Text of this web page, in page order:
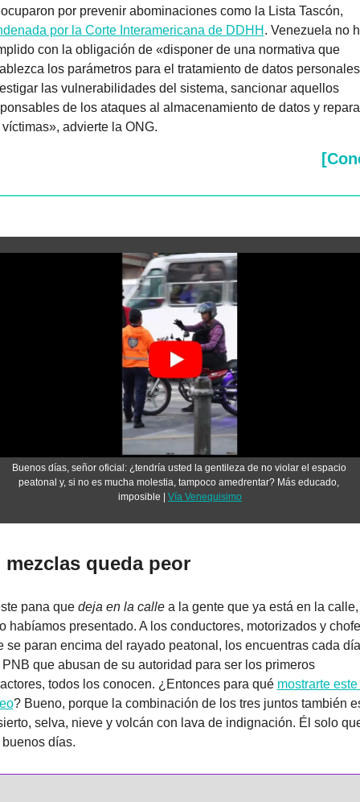
por la Corte Interamericana de DDHH . Venezuela no
con la obligación de «disponer de una normativa que
los parámetros para el tratamiento de datos
las vulnerabilidades del sistema, sancionar aquellos
de los ataques al almacenamiento de datos y
advierte la ONG.
Buenos días, señor oficial: ¿tendría usted la gentileza de no violar el espacio
peatonal y, si no es mucha molestia, tampoco amedrentar? Más educado,
imposible | Vía Venequisimo
mezclas queda peor
pana que deja en la calle a la gente que ya está en la calle,
habíamos presentado. A los conductores, motorizados y
se paran encima del rayado peatonal, los encuentras cada
que abusan de su autoridad para ser los primeros
todos los conocen. ¿Entonces para qué mostrarte este
? Bueno, porque la combinación de los tres juntos también
selva, nieve y volcán con lava de indignación. Él solo
días.